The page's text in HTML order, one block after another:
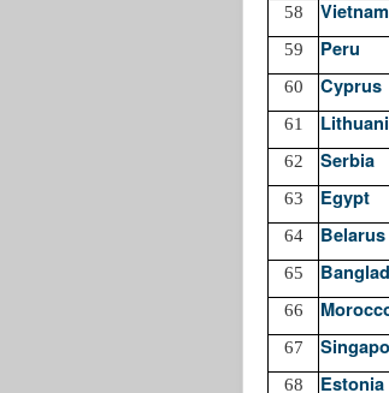
58 Vietnam
59 Peru
60 Cyprus
61
62 Serbia
63 Egypt
64 Belarus
65
66
67
68 Estonia